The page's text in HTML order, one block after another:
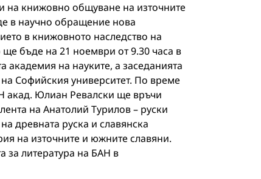
книжовно общуване на източните
в научно обращение нова
в книжовното наследство на
бъде на 21 ноември от 9.30 часа в
на науките, а заседанията
Софийския университет. По време
акад. Юлиан Ревалски ще връчи
на Анатолий Турилов – руски
древната руска и славянска
на източните и южните славяни.
за литература на БАН в